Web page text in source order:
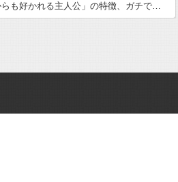
【朗報】「誰からも好かれる主人公」の特徴、ガチで決まるｗｗｗｗ